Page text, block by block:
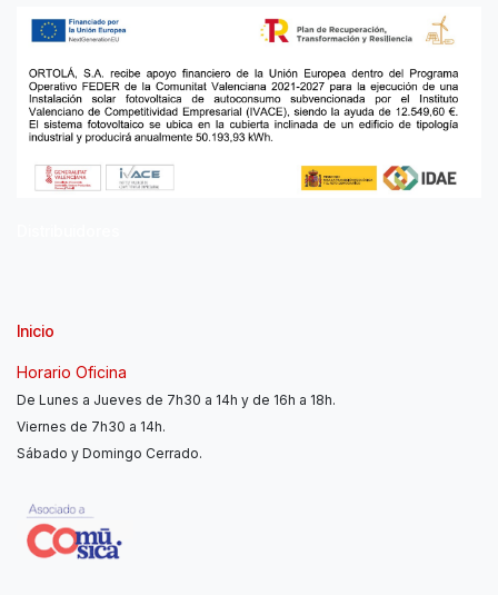
Inicio
Horario Oficina
De Lunes a Jueves de 7h30 a 14h y de 16h a 18h.
Viernes de 7h30 a 14h.
Sábado y Domingo Cerrado.